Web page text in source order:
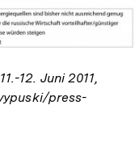
12. Juni 2011,
press-